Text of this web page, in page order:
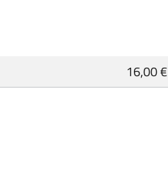
16,00 €